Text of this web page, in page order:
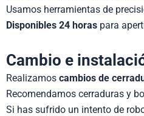
Usamos herramientas de
Disponibles 24 horas para
Cambio e
Realizamos cambios de
Recomendamos cerraduras y
Si has sufrido un intento de